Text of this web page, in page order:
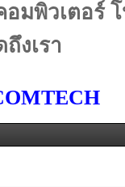
มพิวเตอร์
ถึงเรา